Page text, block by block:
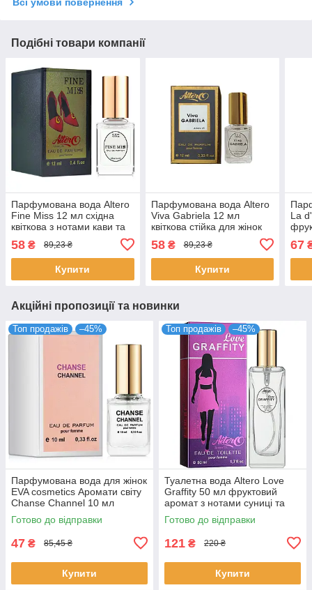
Подібні товари компанії
Парфумована вода Altero
Fine Miss 12 мл східна
квіткова з нотами кави та
Альтеро
58 ₴ 89,23 ₴
Купити
Парфумована вода Altero
Viva Gabriela 12 мл
квіткова стійка для жінок
Gabrielle Альтеро
58₴ 89,23 ₴
Купити
La
67
Акційні пропозиції та новинки
Топ продажів –45%
Парфумована вода для жінок
EVA cosmetics Аромати світу
Chanse Channel 10 мл
(01330100101)
Готово до відправки
47 ₴ 85,45 ₴
Купити
Топ продажів –45%
Туалетна вода Altero Love
Graffity 50 мл фруктовий
аромат з нотами суниці та
ванілі для жінок стійка
Альтеро
Готово до відправки
121 ₴ 220 ₴
Купити